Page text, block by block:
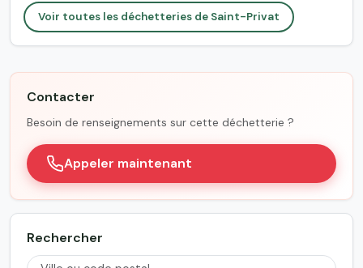
Voir toutes les déchetteries de Saint-Privat
Contacter
Besoin de renseignements sur cette déchetterie ?
Appeler maintenant
Rechercher